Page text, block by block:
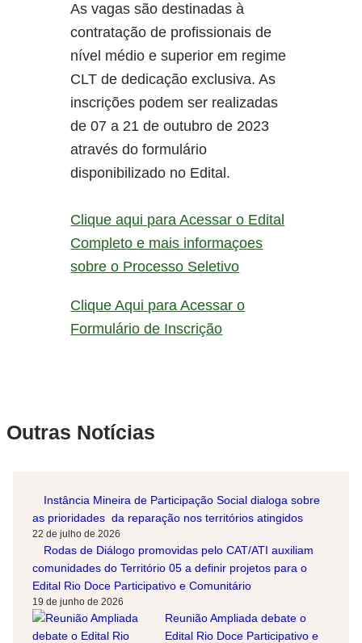
As vagas são destinadas à
contratação de profissionais de
nível médio e superior em regime
CLT de dedicação exclusiva. As
inscrições podem ser realizadas
de 07 a 21 de outubro de 2023
através do formulário
disponibilizado no Edital.
Clique aqui para Acessar o Edital
Completo e mais informaçoes
sobre o Processo Seletivo
Clique Aqui para Acessar o
Formulário de Inscrição
Outras Notícias
Instância Mineira de Participação Social dialoga sobre
as prioridades da reparação nos territórios atingidos
22 de julho de 2026
Rodas de Diálogo promovidas pelo CAT/ATI auxiliam
comunidades do Território 05 a definir projetos para o
Edital Rio Doce Participativo e Comunitário
19 de junho de 2026
Reunião Ampliada debate o
Edital Rio Doce Participativo e